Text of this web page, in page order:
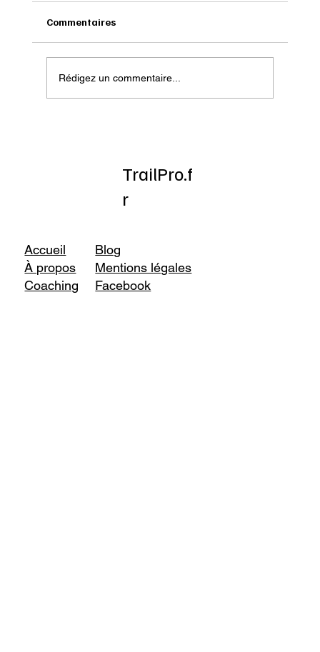
Onatera : Pour affronter l’hiver
Commentaires
Rédigez un commentaire...
TrailPro.f
r
Accueil
À propos
Coaching
Blog
Mentions légales
Facebook